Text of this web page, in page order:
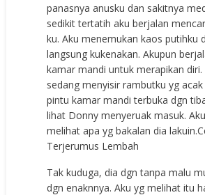
panasnya anusku dan sakitnya
sedikit tertatih aku berjalan
ku. Aku menemukan kaos putihku
langsung kukenakan. Akupun
kamar mandi untuk merapikan diri.
sedang menyisir rambutku yg acak
pintu kamar mandi terbuka dgn
lihat Donny menyeruak masuk.
melihat apa yg bakalan dia
Terjerumus Lembah
Tak kuduga, dia dgn tanpa malu
dgn enaknnya. Aku yg melihat itu